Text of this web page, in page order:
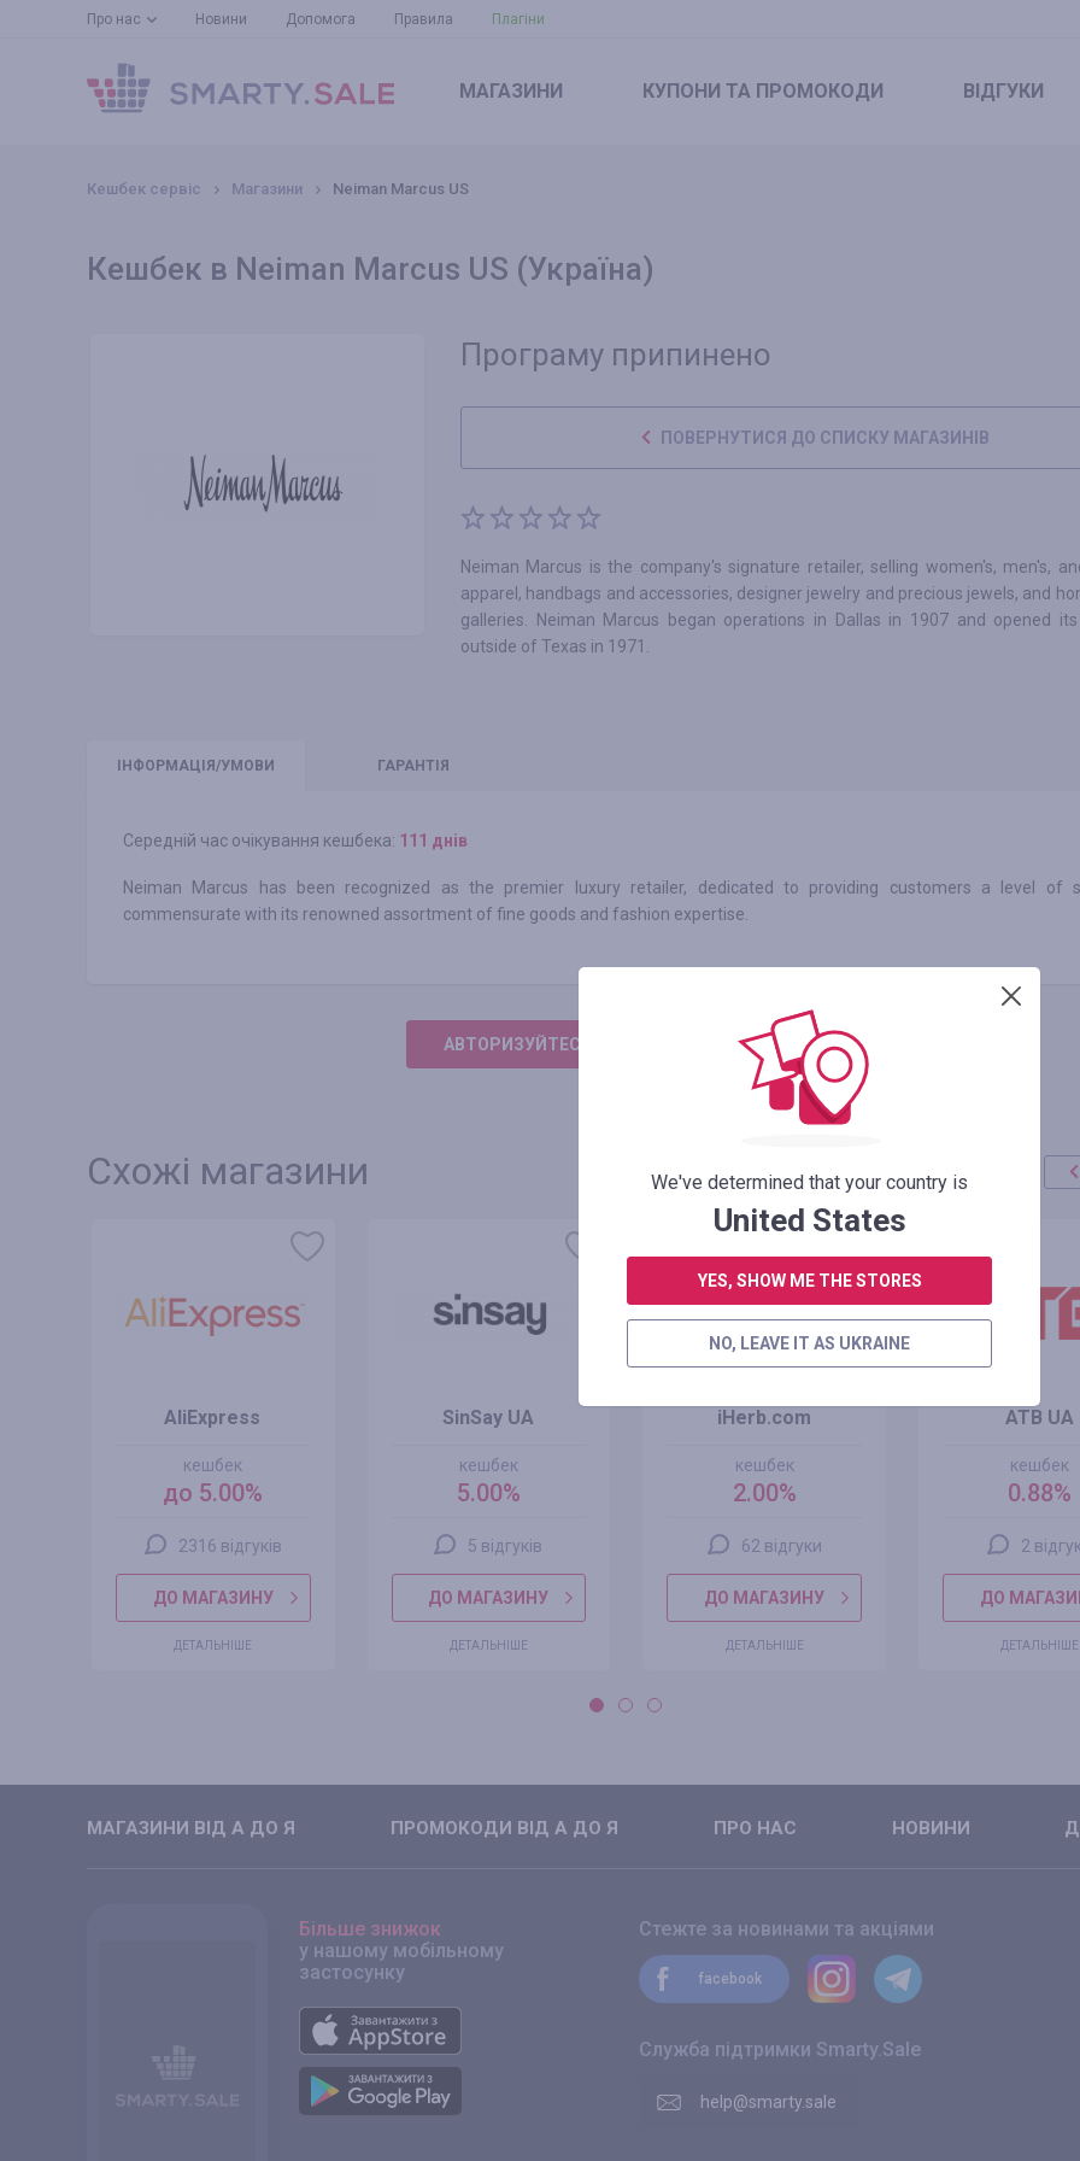
Про нас Новини Допомога Правила Плагіни
МАГАЗИНИ КУПОНИ ТА ПРОМОКОДИ ВІДГУКИ
Кешбек сервіс Магазини Neiman Marcus US
Кешбек в Neiman Marcus US (Україна)
Програму припинено
ПОВЕРНУТИСЯ ДО СПИСКУ МАГАЗИНІВ
Neiman Marcus is the company's signature retailer, selling women's, men's,
apparel, handbags and accessories, designer jewelry and precious jewels, and
galleries. Neiman Marcus began operations in Dallas in 1907 and opened
outside of Texas in 1971.
ІНФО РМАЦІЯ/УМОВИ ГАРАНТІЯ
Середній час очікування кешбека: 111 днів
Neiman Marcus has been recognized as the premier luxury retailer, dedicated to providing customers a level of
commensurate with its renowned assortment of fine goods and fashion expertise.
АВТОРИЗУЙТЕСЬ, ЩОБ ЗАЛИШИТИ ВІДГУК
Схожі магазини
AliExpress
кешбек
до 5.00%
2316 відгуків
ДО МАГАЗИНУ
ДЕТАЛЬНІШЕ
SinSay UA
кешбек
5.00%
5 відгуків
ДО МАГАЗИНУ
ДЕТАЛЬНІШЕ
iHerb.com
кешбек
2.00%
62 відгуки
ДО МАГАЗИНУ
ДЕТАЛЬНІШЕ
ATB UA
кешбек
0.88%
2
ДО
ДЕТАЛЬНІШЕ
МАГАЗИНИ ВIД А ДО Я ПРОМОКОДИ ВIД А ДО Я ПРО НАС НОВИНИ
Більше знижок
у нашому мобільному
застосунку
Стежте за новинами та акціями
facebook
Служба підтримки Smarty.Sale
help@smarty.sale
We've determined that your country is
United States
YES, SHOW ME THE STORES
NO, LEAVE IT AS UKRAINE